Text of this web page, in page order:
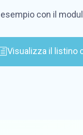
con il
Visualizza il listino